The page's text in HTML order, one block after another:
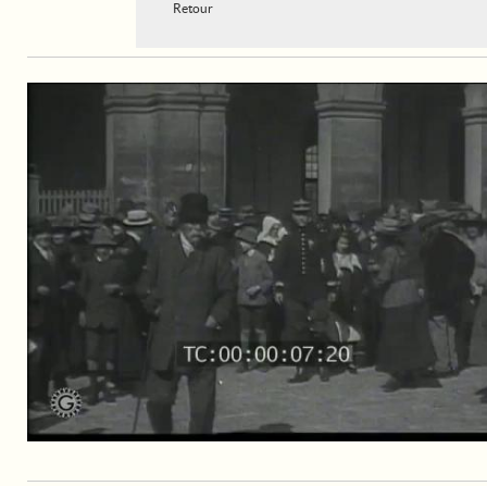
Retour